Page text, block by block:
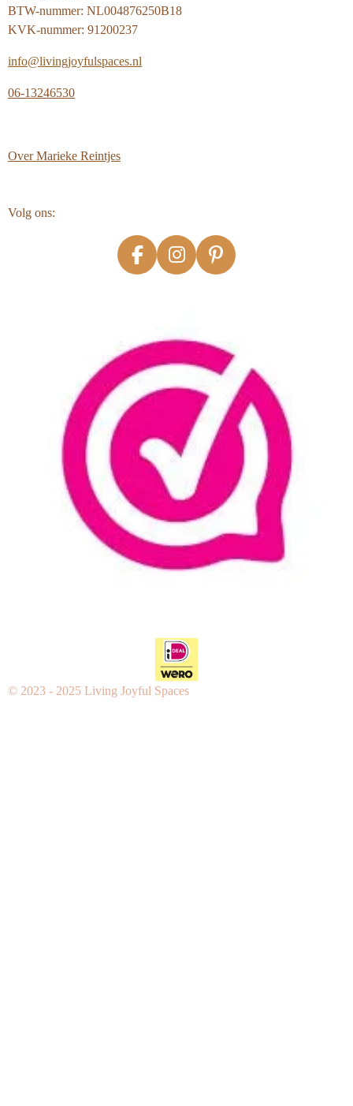
BTW-nummer: NL004876250B18
KVK-nummer: 91200237
info@livingjoyfulspaces.nl
06-13246530
OverMarieke Reintjes
Volg ons:
F
b
o
k
I
a
g
a
P
e
© 2023 - 2025 Living Joyful Spaces